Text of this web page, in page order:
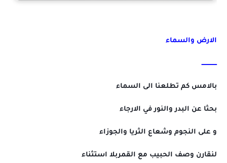
الارض والسماء
ـــــــــــــــ
بالامس كم تطلعنا الى السماء
بحثا عن البدر والنور في الارجاء
و على النجوم وشعاع الثريا والجوزاء
لنقارن وصف الحبيب مع القمربلا استثناء